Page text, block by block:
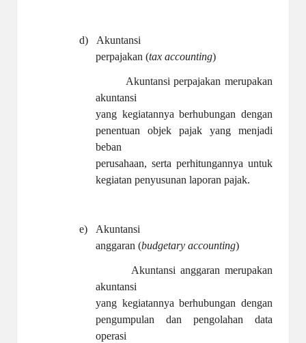
d)
Akuntansi
perpajakan (tax accounting)
Akuntansi perpajakan merupakan
akuntansi
yang kegiatannya berhubungan dengan
penentuan objek pajak yang menjadi
beban
perusahaan, serta perhitungannya untuk
kegiatan penyusunan laporan pajak.
e)
Akuntansi
anggaran (budgetary accounting)
Akuntansi anggaran merupakan
akuntansi
yang kegiatannya berhubungan dengan
pengumpulan dan pengolahan data
operasi